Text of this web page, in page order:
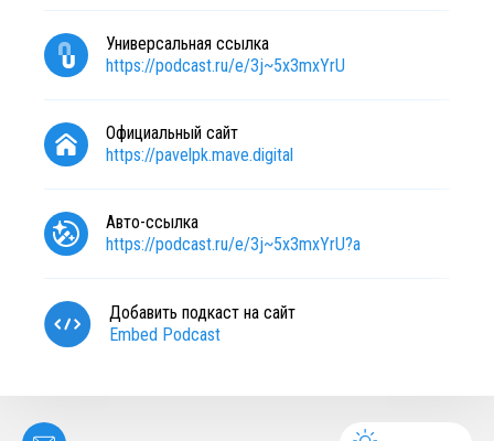
Универсальная ссылка
https://podcast.ru/e/3j~5x3mxYrU
Официальный сайт
https://pavelpk.mave.digital
Авто-ссылка
https://podcast.ru/e/3j~5x3mxYrU?a
Добавить подкаст на сайт
Embed Podcast